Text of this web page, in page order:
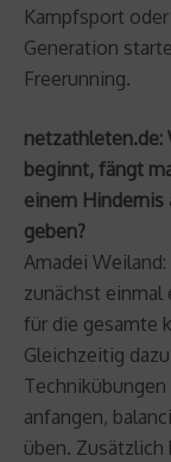
Kampfsport
Generation
Freerunning.
netzathleten.de:
beginnt, fängt
einem Hindernis
geben?
Amadei
zunächst einmal
für die gesamte
Gleichzeitig
anfangen,
üben. Zusätzlich